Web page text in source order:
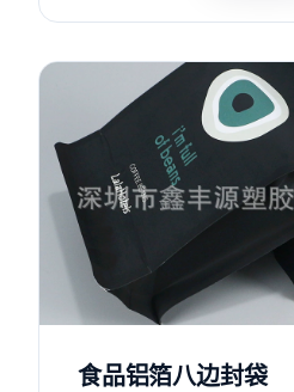
食品铝箔八边封袋